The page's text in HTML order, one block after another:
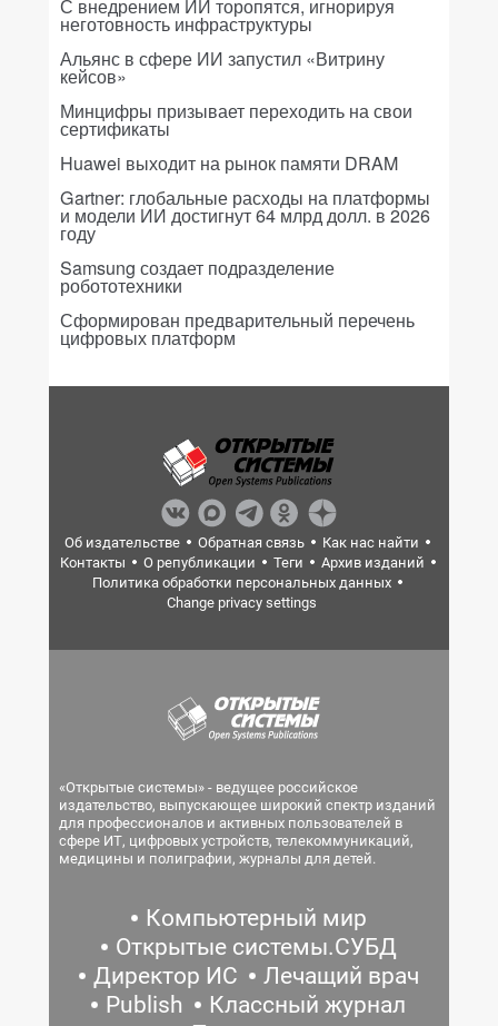
С внедрением ИИ торопятся, игнорируя
неготовность инфраструктуры
Альянс в сфере ИИ запустил «Витрину
кейсов»
Минцифры призывает переходить на свои
сертификаты
Huawei выходит на рынок памяти DRAM
Gartner: глобальные расходы на платформы
и модели ИИ достигнут 64 млрд долл. в 2026
году
Samsung создает подразделение
робототехники
Сформирован предварительный перечень
цифровых платформ
Об издательстве Обратная связь
Как нас найти
Контакты
О републикации Теги
Архив изданий
Политика обработки персональных данных
Change privacy settings
«Открытые системы» - ведущее российское
издательство, выпускающее широкий спектр изданий
для профессионалов и активных пользователей в
сфере ИТ, цифровых устройств, телекоммуникаций,
медицины и полиграфии, журналы для детей.
Компьютерный мир
Открытые системы.СУБД
Директор ИС
Лечащий врач
Publish
Классный журнал